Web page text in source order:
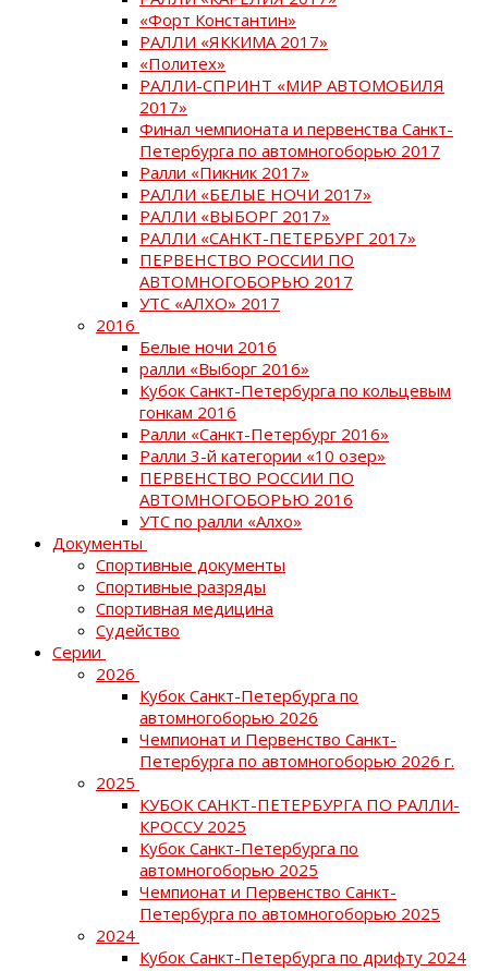
«Форт Константин»
РАЛЛИ «ЯККИМА 2017»
«Политех»
РАЛЛИ-СПРИНТ «МИР АВТОМОБИЛЯ
2017»
Финал чемпионата и первенства Санкт-
Петербурга по автомногоборью 2017
Ралли «Пикник 2017»
РАЛЛИ «БЕЛЫЕ НОЧИ 2017»
РАЛЛИ «ВЫБОРГ 2017»
РАЛЛИ «САНКТ-ПЕТЕРБУРГ 2017»
ПЕРВЕНСТВО РОССИИ ПО
АВТОМНОГОБОРЬЮ 2017
УТС «АЛХО» 2017
2016
Белые ночи 2016
ралли «Выборг 2016»
Кубок Санкт-Петербурга по кольцевым
гонкам 2016
Ралли «Санкт-Петербург 2016»
Ралли 3-й категории «10 озер»
ПЕРВЕНСТВО РОССИИ ПО
АВТОМНОГОБОРЬЮ 2016
УТС по ралли «Алхо»
Документы
Спортивные документы
Спортивные разряды
Спортивная медицина
Судейство
Серии
2026
Кубок Санкт-Петербурга по
автомногоборью 2026
Чемпионат и Первенство Санкт-
Петербурга по автомногоборью 2026 г.
2025
КУБОК САНКТ-ПЕТЕРБУРГА ПО РАЛЛИ-
КРОССУ 2025
Кубок Санкт-Петербурга по
автомногоборью 2025
Чемпионат и Первенство Санкт-
Петербурга по автомногоборью 2025
2024
Кубок Санкт-Петербурга по дрифту 2024